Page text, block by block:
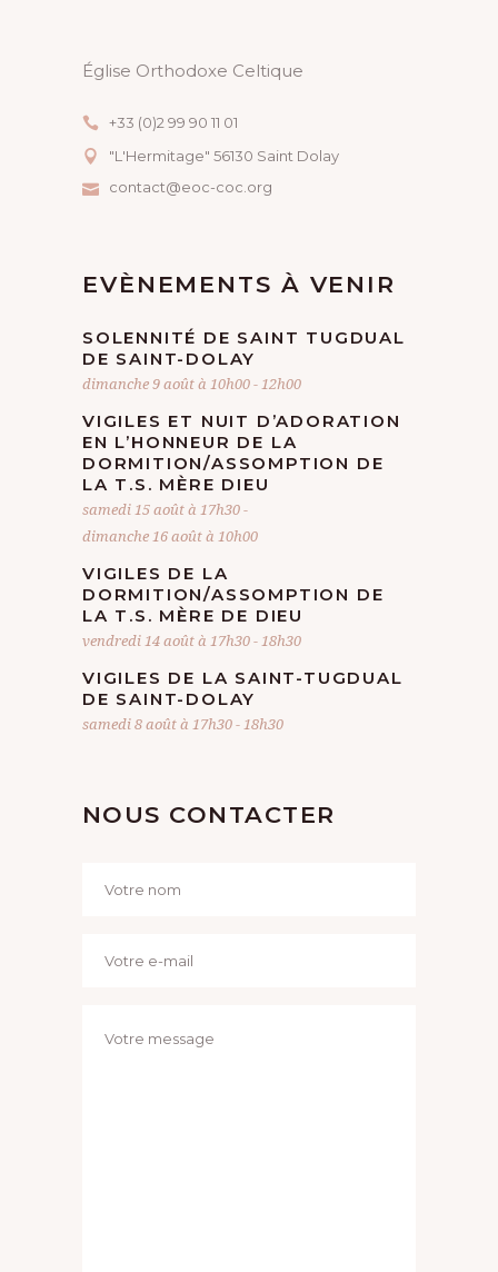
V
È
N
M
E
N
T
Église Orthodoxe Celtique
+33 (0)2 99 90 11 01
"L'Hermitage" 56130 Saint Dolay
contact@eoc-coc.org
EVÈNEMENTS À VENIR
SOLENNITÉ DE SAINT TUGDUAL
DE SAINT-DOLAY
dimanche 9 août à 10h00-12h00
VIGILES ET NUIT D’ADORATION
EN L’HONNEUR DE LA
DORMITION/ASSOMPTION DE
LA T.S. MÈRE DIEU
samedi 15 août à 17h30-
dimanche 16 août à 10h00
VIGILES DE LA
DORMITION/ASSOMPTION DE
LA T.S. MÈRE DE DIEU
vendredi 14 août à 17h30-18h30
VIGILES DE LA SAINT-TUGDUAL
DE SAINT-DOLAY
samedi 8 août à 17h30-18h30
NOUS CONTACTER